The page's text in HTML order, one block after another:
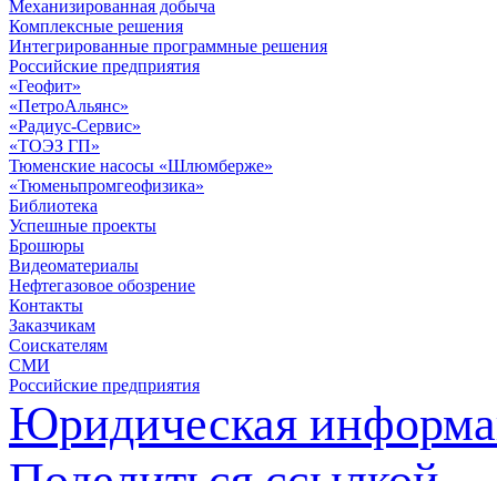
Механизированная добыча
Комплексные решения
Интегрированные программные решения
Российские предприятия
«Геофит»
«ПетроАльянс»
«Радиус-Сервис»
«ТОЭЗ ГП»
Тюменские насосы «Шлюмберже»
«Тюменьпромгеофизика»
Библиотека
Успешные проекты
Брошюры
Видеоматериалы
Нефтегазовое обозрение
Контакты
Заказчикам
Соискателям
СМИ
Российские предприятия
Юридическая